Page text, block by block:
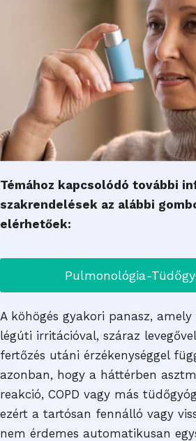
Témához kapcsolódó további
szakrendelések az alábbi
elérhetőek:
Pulmonológia-
A köhögés gyakori panasz,
légúti irritációval, száraz
fertőzés utáni érzékenységgel
azonban, hogy a háttérben
reakció, COPD vagy más
ezért a tartósan fennálló vagy
nem érdemes automatikusan